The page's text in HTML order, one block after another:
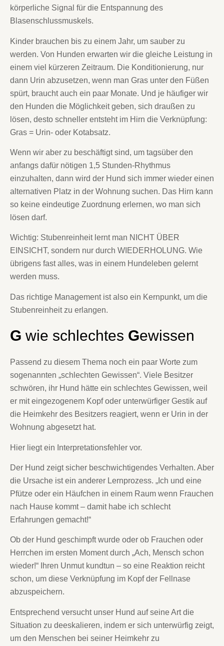
körperliche Signal für die Entspannung des
Blasenschlussmuskels.
Kinder brauchen bis zu einem Jahr, um sauber zu
werden. Von Hunden erwarten wir die gleiche Leistung in
einem viel kürzeren Zeitraum. Die Konditionierung, nur
dann Urin abzusetzen, wenn man Gras unter den Füßen
spürt, braucht auch ein paar Monate. Und je häufiger wir
den Hunden die Möglichkeit geben, sich draußen zu
lösen, desto schneller entsteht im Hirn die Verknüpfung:
Gras = Urin- oder Kotabsatz.
Wenn wir aber zu beschäftigt sind, um tagsüber den
anfangs dafür nötigen 1,5 Stunden-Rhythmus
einzuhalten, dann wird der Hund sich immer wieder einen
alternativen Platz in der Wohnung suchen. Das Hirn kann
so keine eindeutige Zuordnung erlernen, wo man sich
lösen darf.
Wichtig: Stubenreinheit lernt man NICHT ÜBER
EINSICHT, sondern nur durch WIEDERHOLUNG. Wie
übrigens fast alles, was in einem Hundeleben gelernt
werden muss.
Das richtige Management ist also ein Kernpunkt, um die
Stubenreinheit zu erlangen.
G wie schlechtes Gewissen
Passend zu diesem Thema noch ein paar Worte zum
sogenannten „schlechten Gewissen“. Viele Besitzer
schwören, ihr Hund hätte ein schlechtes Gewissen, weil
er mit eingezogenem Kopf oder unterwürfiger Gestik auf
die Heimkehr des Besitzers reagiert, wenn er Urin in der
Wohnung abgesetzt hat.
Hier liegt ein Interpretationsfehler vor.
Der Hund zeigt sicher beschwichtigendes Verhalten. Aber
die Ursache ist ein anderer Lernprozess. „Ich und eine
Pfütze oder ein Häufchen in einem Raum wenn Frauchen
nach Hause kommt – damit habe ich schlecht
Erfahrungen gemacht!“
Ob der Hund geschimpft wurde oder ob Frauchen oder
Herrchen im ersten Moment durch „Ach, Mensch schon
wieder!“ Ihren Unmut kundtun – so eine Reaktion reicht
schon, um diese Verknüpfung im Kopf der Fellnase
abzuspeichern.
Entsprechend versucht unser Hund auf seine Art die
Situation zu deeskalieren, indem er sich unterwürfig zeigt,
um den Menschen bei seiner Heimkehr zu